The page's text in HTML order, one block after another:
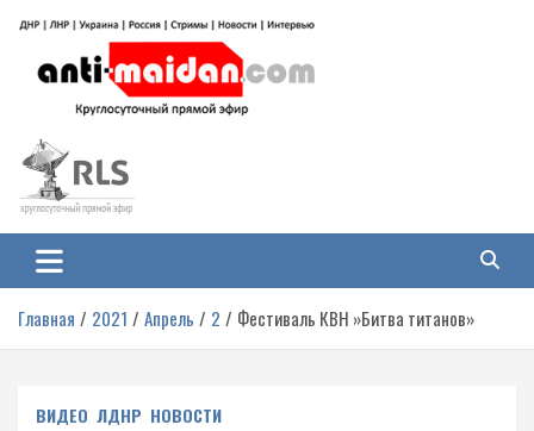
содержимому
Антимайдан: Гражданская война
на Украине
гражданской войне на Украине, включая события в Новороссии, ДНР,
ЛНР и других регионах.
Главная 2021 Апрель 2 Фестиваль КВН »Битва титанов»
ВИДЕО ЛДНР НОВОСТИ